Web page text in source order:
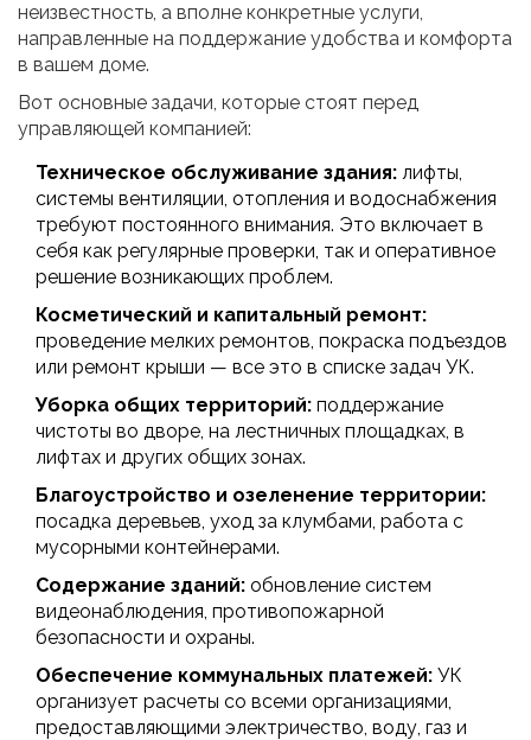
неизвестность, а вполне конкретные услуги,
направленные на поддержание удобства и комфорта
в вашем доме.
Вот основные задачи, которые стоят перед
управляющей компанией:
Техническое обслуживание здания: лифты,
системы вентиляции, отопления и водоснабжения
требуют постоянного внимания. Это включает в
себя как регулярные проверки, так и оперативное
решение возникающих проблем.
Косметический и капитальный ремонт:
проведение мелких ремонтов, покраска подъездов
или ремонт крыши — все это в списке задач УК.
Уборка общих территорий: поддержание
чистоты во дворе, на лестничных площадках, в
лифтах и других общих зонах.
Благоустройство и озеленение территории:
посадка деревьев, уход за клумбами, работа с
мусорными контейнерами.
Содержание зданий: обновление систем
видеонаблюдения, противопожарной
безопасности и охраны.
Обеспечение коммунальных платежей: УК
организует расчеты со всеми организациями,
предоставляющими электричество, воду, газ и